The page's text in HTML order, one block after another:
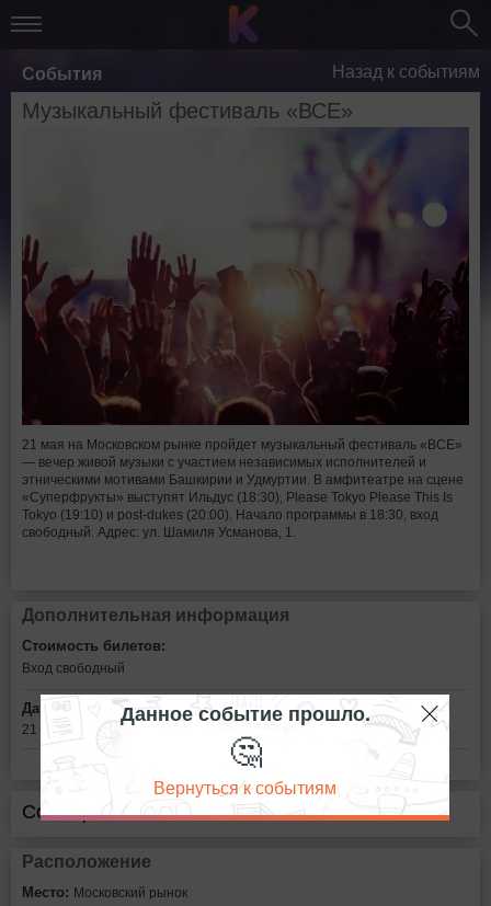
События Назад к событиям
Музыкальный фестиваль «ВСЕ»
21 мая на Московском рынке пройдет музыкальный фестиваль «ВСЕ»
— вечер живой музыки с участием независимых исполнителей и
этническими мотивами Башкирии и Удмуртии. В амфитеатре на сцене
«Суперфрукты» выступят Ильдус (18:30), Please Tokyo Please This Is
Tokyo (19:10) и post-dukes (20:00). Начало программы в 18:30, вход
свободный. Адрес: ул. Шамиля Усманова, 1.
Дополнительная информация
Стоимость билетов:
Вход свободный
Дата:
21 мая в 18:00
Сообщить об ошибке
Расположение
Место: Московский рынок
Данное событие прошло.
🤔
Вернуться к событиям